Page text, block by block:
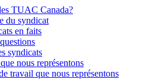
TUAC Canada?
du syndicat
en faits
syndicats
nous représentons
travail que nous représentons